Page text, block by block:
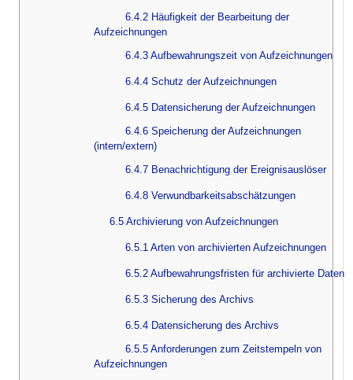
6.4.2 Häufigkeit der Bearbeitung der
Aufzeichnungen
6.4.3 Aufbewahrungszeit von Aufzeichnungen
6.4.4 Schutz der Aufzeichnungen
6.4.5 Datensicherung der Aufzeichnungen
6.4.6 Speicherung der Aufzeichnungen
(intern/extern)
6.4.7 Benachrichtigung der Ereignisauslöser
6.4.8 Verwundbarkeitsabschätzungen
6.5 Archivierung von Aufzeichnungen
6.5.1 Arten von archivierten Aufzeichnungen
6.5.2 Aufbewahrungsfristen für archivierte Daten
6.5.3 Sicherung des Archivs
6.5.4 Datensicherung des Archivs
6.5.5 Anforderungen zum Zeitstempeln von
Aufzeichnungen